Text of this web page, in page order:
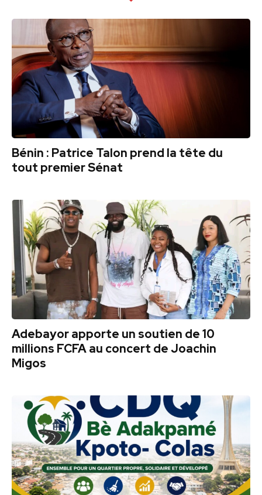
Bénin : Patrice Talon prend la tête du
tout premier Sénat
Adebayor apporte un soutien de 10
millions FCFA au concert de Joachin
Migos